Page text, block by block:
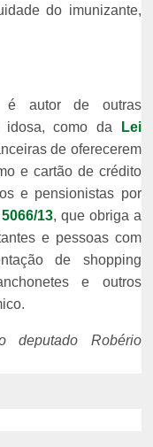
do imunizante,
é autor de outras
idosa, como da
Lei
de oferecerem
e cartão de crédito
e pensionistas por
13, que obriga a
e pessoas com
de shopping
e outros
deputado Robério